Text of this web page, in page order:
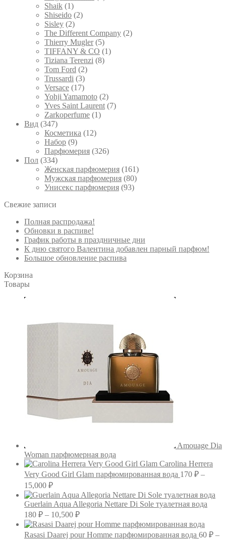
Shaik (1)
Shiseido (2)
Sisley (2)
The Different Company (2)
Thierry Mugler (5)
TIFFANY & CO (1)
Tiziana Terenzi (8)
Tom Ford (2)
Trussardi (3)
Versace (17)
Yohji Yamamoto (2)
Yves Saint Laurent (7)
Zarkoperfume (1)
Вид (347)
Косметика (12)
Набор (9)
Парфюмерия (326)
Пол (334)
Женская парфюмерия (161)
Мужская парфюмерия (80)
Унисекс парфюмерия (93)
Свежие записи
Полная распродажа!
Обновки в распиве!
График работы в праздничные дни
К дню святого Валентина добавлен парный парфюм!
Большое обновление распива
Корзина
Товары
Amouage Dia
Woman парфюмерная вода
Carolina Herrera
Very Good Girl Glam парфюмированная вода 170 ₽ –
15,000 ₽Диапазон
цен:
170 ₽
–
15,000 ₽
Guerlain Aqua Allegoria Nettare Di Sole туалетная вода
180 ₽ – 10,500 ₽Диапазон
цен:
180 ₽
Rasasi Daarej pour Homme парфюмированная вода 60 ₽ –